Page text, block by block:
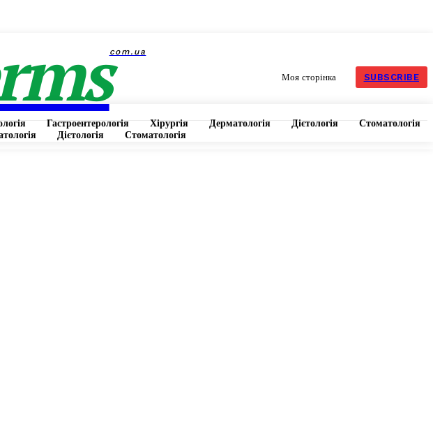
com.ua
Моя сторінка SUBSCRIBE
Дієтологія Стоматологія
Гастроентерологія Хірургія Дерматологія Дієтологія Стоматологія